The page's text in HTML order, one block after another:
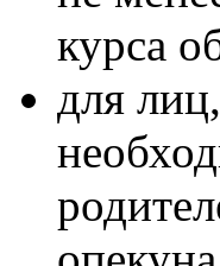
курса
для